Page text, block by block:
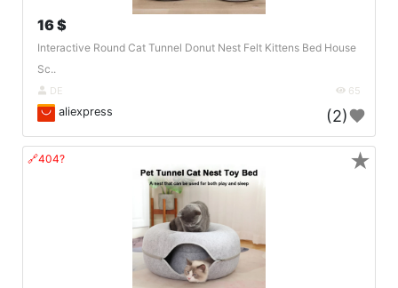
16 $
Interactive Round Cat Tunnel Donut Nest Felt Kittens Bed House
Sc..
DE 65
aliexpress (2)
🔗404? ★